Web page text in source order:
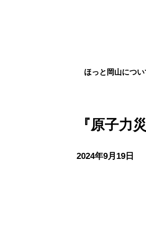
ほっと岡山につい
『原子力
2024年9月19日